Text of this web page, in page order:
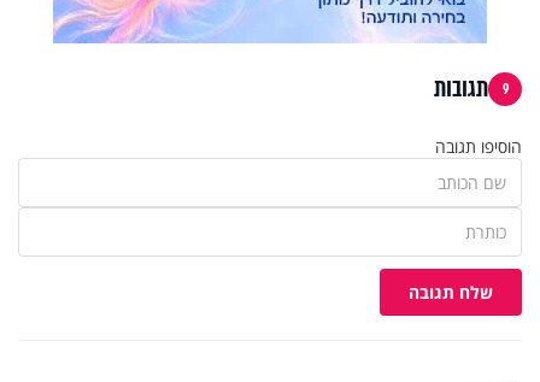
9 תגובות
הוסיפו תגובה
שלח תגובה